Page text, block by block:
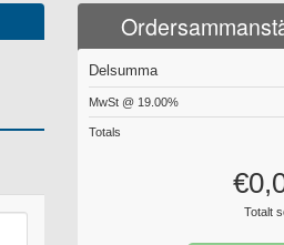
Delsumma
MwSt @ 19.00%
Totals
Totalt